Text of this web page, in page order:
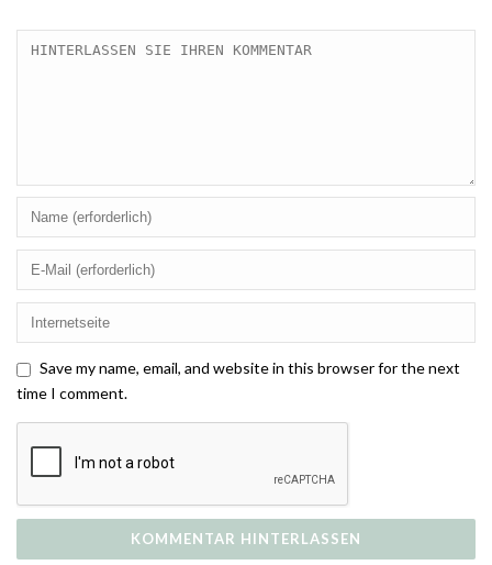
Save my name, email, and website in this browser for the next
time I comment.